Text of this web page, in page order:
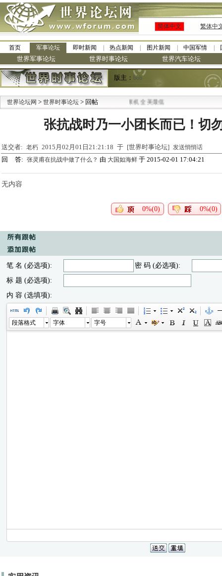
简体中文 繁体中
首页 军事论坛 即时新闻 热点新闻 图片新闻 中国军情
世界军事论坛 世界时事论坛 世界汽车论坛
版主： bob
世界论坛网 > 世界时事论坛 > 回帖
·九阳全新免清洗型豆浆机 全美最低
张抗战时乃一小团长而已！切
送交者: 老朽 2015月02月01日21:21:18 于 [世界时事论坛] 发送悄悄话
回 答: 张灵甫在抗战中做了什么？ 由 大国如海鲜 于 2015-02-01 17:04:21
无内容
0%(0) 0%(0)
笔 名 (必选项):
密 码 (必选项):
标 题 (必选项):
内 容 (选填项):
段落格式 字体 字号